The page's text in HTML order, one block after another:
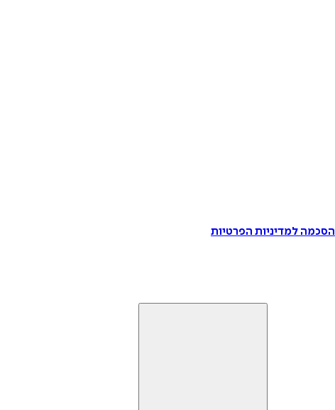
הסכמה למדיניות הפרטיות